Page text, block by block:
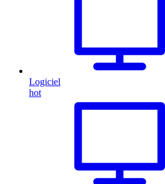
Logiciel
hot